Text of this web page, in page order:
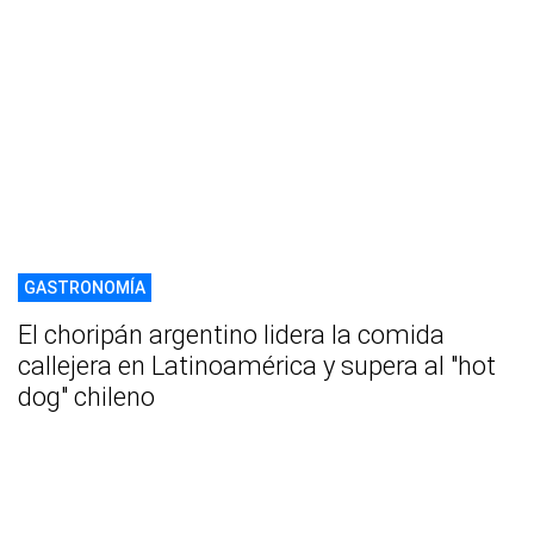
GASTRONOMÍA
El choripán argentino lidera la comida
callejera en Latinoamérica y supera al "hot
dog" chileno